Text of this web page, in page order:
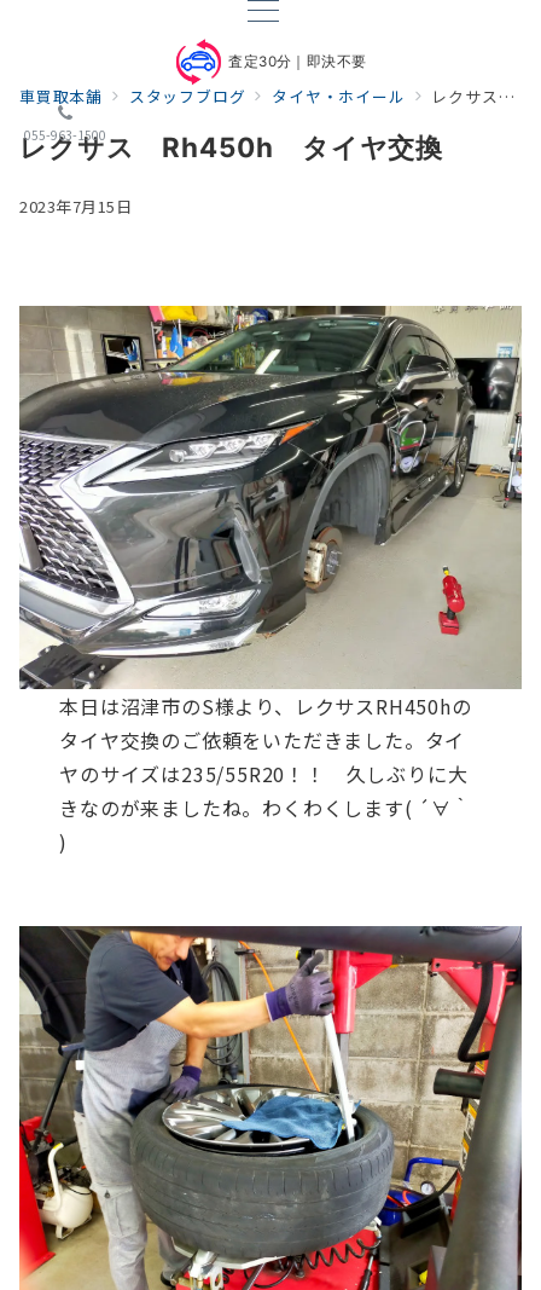
査定30分｜即決不要
055-963-1500
車買取本舗 スタッフブログ タイヤ・ホイール レクサス Rh450h タイヤ交換
レクサス Rh450h タイヤ交換
2023年7月15日
本日は沼津市のS様より、レクサスRH450hの
タイヤ交換のご依頼をいただきました。タイ
ヤのサイズは235/55R20！！ 久しぶりに大
きなのが来ましたね。わくわくします( ´∀｀
)